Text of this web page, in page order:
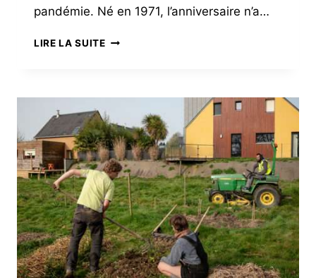
pandémie. Né en 1971, l’anniversaire n’a…
LIRE LA SUITEFESTIVAL
UN
DEMI-
SIÈCLE
DE
RENCONTRES
PASSIONNÉES